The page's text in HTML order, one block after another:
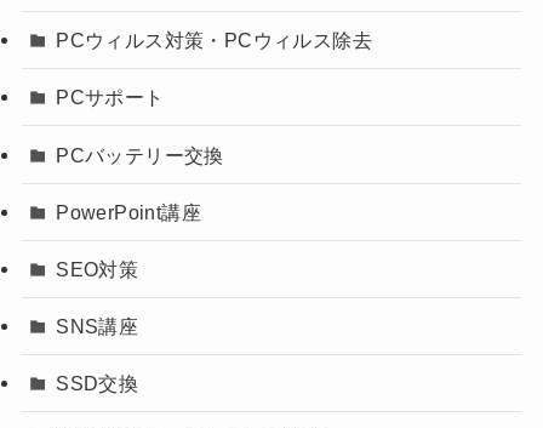
PCウィルス対策・PCウィルス除去
PCサポート
PCバッテリー交換
PowerPoint講座
SEO対策
SNS講座
SSD交換